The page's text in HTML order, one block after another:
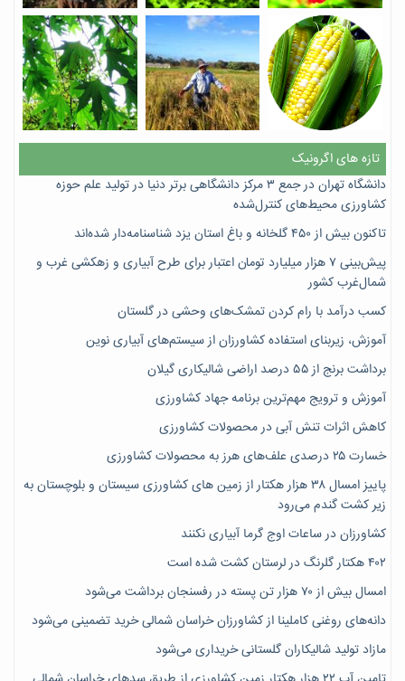
تازه های اگرونیک
دانشگاه تهران در جمع ۳ مرکز دانشگاهی برتر دنیا در تولید علم حوزه
کشاورزی محیط‌های کنترل‌شده
تاکنون بیش از ۴۵۰ گلخانه و باغ استان یزد شناسنامه‌دار شده‌اند
پیش‌بینی ۷‌ هزار میلیارد تومان اعتبار برای طرح آبیاری و زهکشی غرب و
شمال‌غرب کشور
کسب درآمد با رام کردن تمشک‌های وحشی در گلستان
آموزش، زیربنای استفاده کشاورزان از سیستم‌های آبیاری نوین
برداشت برنج از ۵۵ درصد اراضی شالیکاری گیلان
آموزش و ترویج مهم‌ترین برنامه جهاد کشاورزی
کاهش اثرات تنش آبی در محصولات کشاورزی
خسارت ۲۵ درصدی علف‌های هرز به محصولات کشاورزی
پاییز امسال ۳۸ هزار هکتار از زمین های کشاورزی سیستان و بلوچستان به
زیر کشت گندم می‌رود
کشاورزان در ساعات اوج گرما آبیاری نکنند
۴۰۲ هکتار گلرنگ در لرستان کشت شده است
امسال بیش از ۷۰ هزار تن پسته در رفسنجان برداشت می‌شود
دانه‌های روغنی کاملینا از کشاورزان خراسان شمالی خرید تضمینی می‌شود
مازاد تولید شالیکاران گلستانی خریداری می‌شود